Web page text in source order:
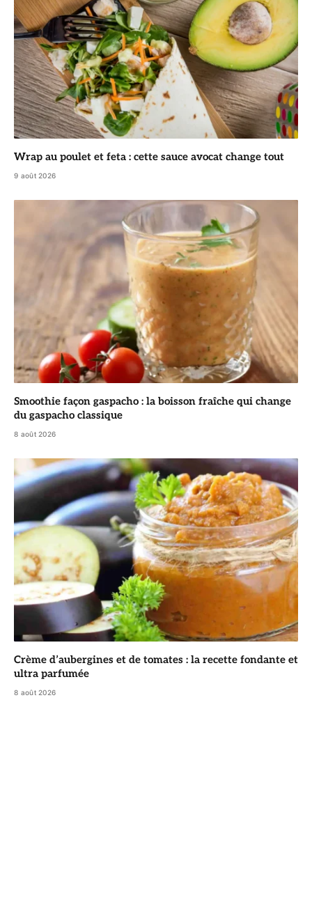
Wrap au poulet et feta : cette sauce avocat change tout
9 août 2026
Smoothie façon gaspacho : la boisson fraîche qui change
du gaspacho classique
8 août 2026
Crème d’aubergines et de tomates : la recette fondante et
ultra parfumée
8 août 2026